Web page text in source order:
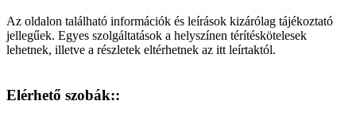
Az oldalon található információk és leírások kizárólag tájékoztató
jellegűek. Egyes szolgáltatások a helyszínen térítéskötelesek
lehetnek, illetve a részletek eltérhetnek az itt leírtaktól.
Elérhető szobák::